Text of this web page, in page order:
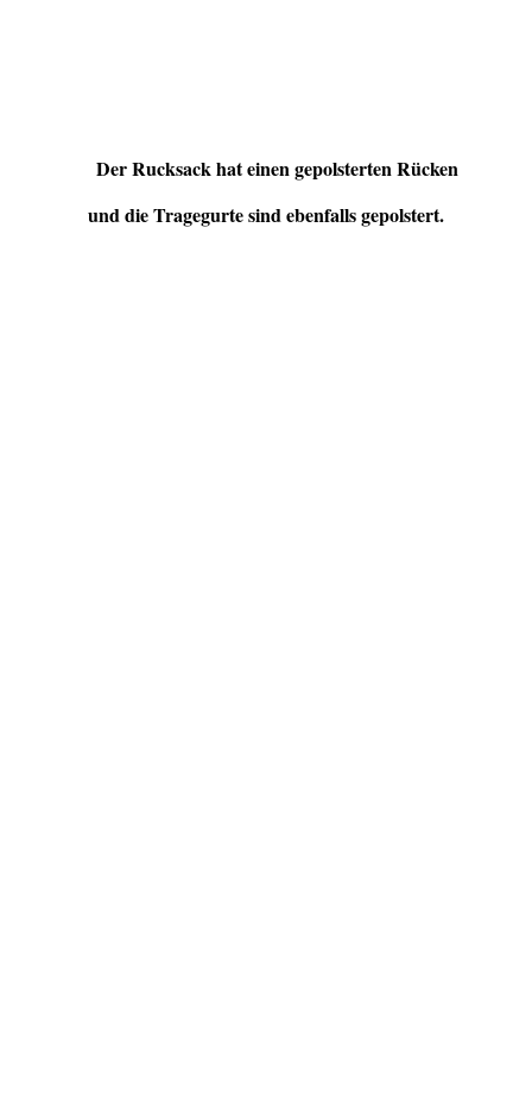
Der Rucksack hat einen gepolsterten Rücken
und die Tragegurte sind ebenfalls gepolstert.